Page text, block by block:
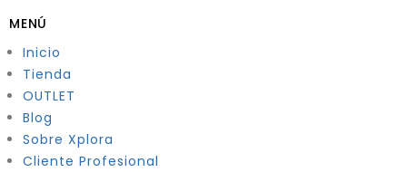
MENÚ
Inicio
Tienda
OUTLET
Blog
Sobre Xplora
Cliente Profesional